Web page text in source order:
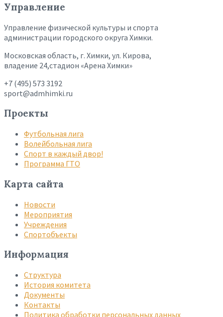
Управление
Управление физической культуры и спорта
администрации городского округа Химки.
Московская область, г. Химки, ул. Кирова,
владение 24,стадион «Арена Химки»
+7 (495) 573 3192
sport@admhimki.ru
Проекты
Футбольная лига
Волейбольная лига
Спорт в каждый двор!
Программа ГТО
Карта сайта
Новости
Мероприятия
Учреждения
Спортобъекты
Информация
Структура
История комитета
Документы
Контакты
Политика обработки персональных данных